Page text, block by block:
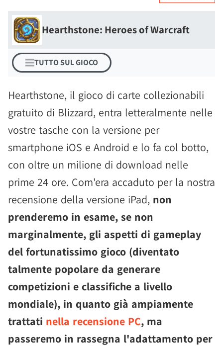
Hearthstone: Heroes of Warcraft
TUTTO SUL GIOCO
Hearthstone, il gioco di carte collezionabili
gratuito di Blizzard, entra letteralmente nelle
vostre tasche con la versione per
smartphone iOS e Android e lo fa col botto,
con oltre un milione di download nelle
prime 24 ore. Com'era accaduto per la nostra
recensione della versione iPad, non
prenderemo in esame, se non
marginalmente, gli aspetti di gameplay
del fortunatissimo gioco (diventato
talmente popolare da generare
competizioni e classifiche a livello
mondiale), in quanto già ampiamente
trattati nella recensione PC, ma
passeremo in rassegna l'adattamento per